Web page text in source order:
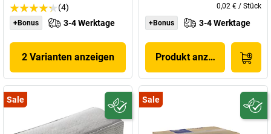
(4)
+Bonus 3-4 Werktage
2 Varianten anzeigen
0,02 € / Stück
+Bonus
3-4 Werktage
Produkt anzeigen
Sale Sale